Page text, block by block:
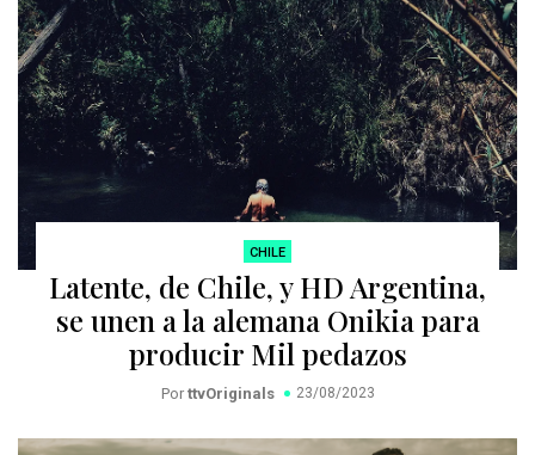
CHILE
Latente, de Chile, y HD Argentina,
se unen a la alemana Onikia para
producir Mil pedazos
Por ttvOriginals 23/08/2023